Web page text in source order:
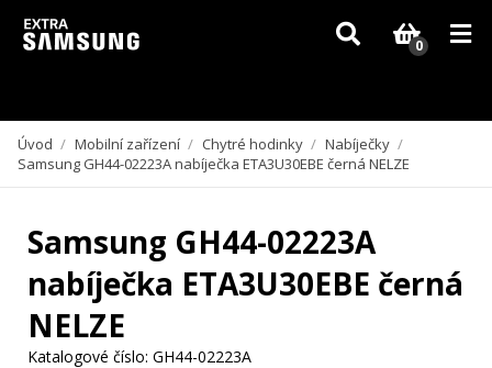
Vzhledem k aktuální situaci se může dodání dílů, které nejsou skladem,
zpozdit. Děkujeme za pochopení.
0
Úvod / Mobilní zařízení / Chytré hodinky / Nabíječky /
Samsung GH44-02223A nabíječka ETA3U30EBE černá NELZE
Samsung GH44-02223A
nabíječka ETA3U30EBE černá
NELZE
Katalogové číslo: GH44-02223A